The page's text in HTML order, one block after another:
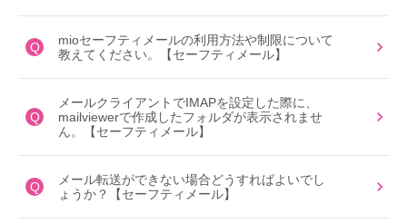
Q
mioセーフティメールの利用方法や制限について
教えてください。【セーフティメール】
Q
メールクライアントでIMAPを設定した際に、
mailviewerで作成したフォルダが表示されませ
ん。【セーフティメール】
Q
メール転送ができない場合どうすればよいでし
ょうか？【セーフティメール】